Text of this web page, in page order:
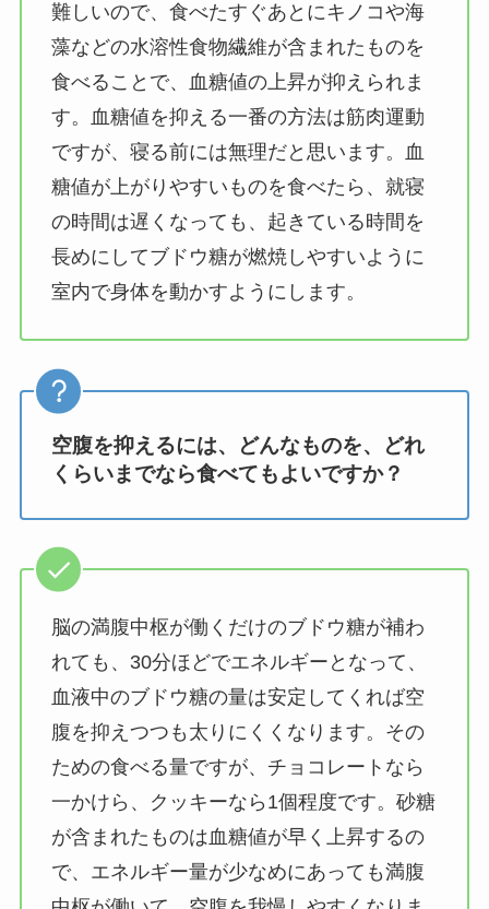
難しいので、食べたすぐあとにキノコや海
藻などの水溶性食物繊維が含まれたものを
食べることで、血糖値の上昇が抑えられま
す。血糖値を抑える一番の方法は筋肉運動
ですが、寝る前には無理だと思います。血
糖値が上がりやすいものを食べたら、就寝
の時間は遅くなっても、起きている時間を
長めにしてブドウ糖が燃焼しやすいように
室内で身体を動かすようにします。
空腹を抑えるには、どんなものを、どれ
くらいまでなら食べてもよいですか？
脳の満腹中枢が働くだけのブドウ糖が補わ
れても、30分ほどでエネルギーとなって、
血液中のブドウ糖の量は安定してくれば空
腹を抑えつつも太りにくくなります。その
ための食べる量ですが、チョコレートなら
一かけら、クッキーなら1個程度です。砂糖
が含まれたものは血糖値が早く上昇するの
で、エネルギー量が少なめにあっても満腹